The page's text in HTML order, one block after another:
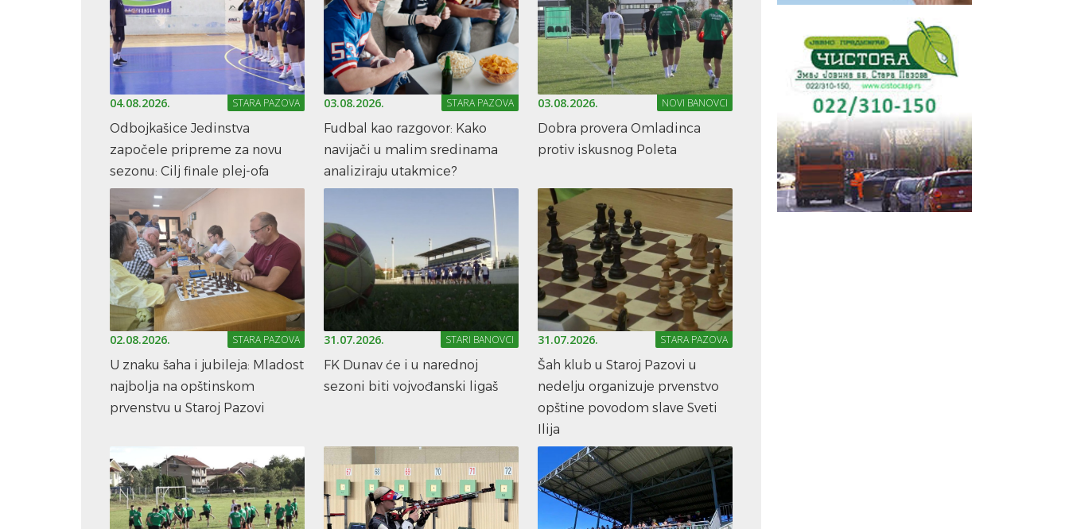
04.08.2026. STARA PAZOVA
Odbojkašice Jedinstva
započele pripreme za novu
sezonu: Cilj finale plej-ofa
03.08.2026. STARA PAZOVA
Fudbal kao razgovor: Kako
navijači u malim sredinama
analiziraju utakmice?
03.08.2026. NOVI BANOVCI
Dobra provera Omladinca
protiv iskusnog Poleta
02.08.2026. STARA PAZOVA
U znaku šaha i jubileja: Mladost
najbolja na opštinskom
prvenstvu u Staroj Pazovi
31.07.2026. STARI BANOVCI
FK Dunav će i u narednoj
sezoni biti vojvođanski ligaš
31.07.2026. STARA PAZOVA
Šah klub u Staroj Pazovi u
nedelju organizuje prvenstvo
opštine povodom slave Sveti
Ilija